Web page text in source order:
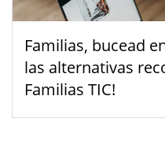
Familias, bucead
las alternativas
Familias TIC!